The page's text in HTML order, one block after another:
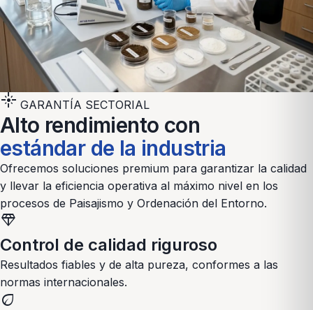
flare GARANTÍA SECTORIAL
Alto rendimiento con
estándar de la industria
Ofrecemos soluciones premium para garantizar la calidad
y llevar la eficiencia operativa al máximo nivel en los
procesos de Paisajismo y Ordenación del Entorno.
diamond
Control de calidad riguroso
Resultados fiables y de alta pureza, conformes a las
normas internacionales.
eco